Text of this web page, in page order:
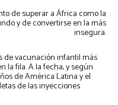
de superar a África como la
y de convertirse en la más
insegura.
de vacunación infantil más
la fila. A la fecha, y según
de América Latina y el
de las inyecciones